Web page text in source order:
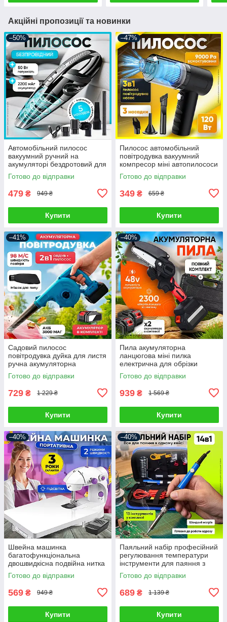
Акційні пропозиції та новинки
–50%
Автомобільний пилосос
вакуумний ручний на
акумуляторі бездротовий для
прибирання автопилосос
Готово до відправки
479 ₴ 949 ₴
Купити
–47%
Пилосос автомобільний
повітродувка вакуумний
компресор міні автопилососи
бездротовий ручний для
сухого прибирання
Готово до відправки
349 ₴ 659 ₴
Купити
–41%
Садовий пилосос
повітродувка дуйка для листя
ручна акумуляторна
бездротова потужна
портативна
Готово до відправки
729 ₴ 1 229 ₴
Купити
–40%
Пила акумуляторна
ланцюгова міні пилка
електрична для обрізки
дерев розпил дров чорна 2
акумулятори
Готово до відправки
939 ₴ 1 569 ₴
Купити
–40%
Швейна машинка
багатофункціональна
двошвидкісна подвійна нитка
переносна з педаллю на
батарейках
Готово до відправки
569 ₴ 949 ₴
Купити
–40%
Паяльний набір професійний
регулювання температури
інструменти для паяння з
цифровим паяльником
Готово до відправки
689 ₴ 1 139 ₴
Купити